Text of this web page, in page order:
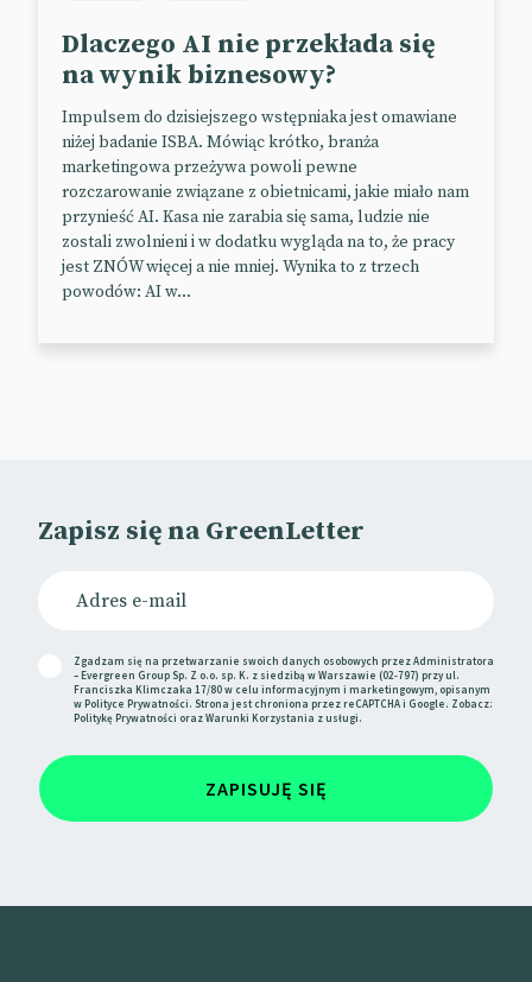
aktywności
Club”, wymierzoną przeciw toksycznej kulturze
Brytyjska sieć klubów fitness zachęca do bardziej
zamiast ulegania presji instagramowych standardów
urody i ciągłego samodoskonalenia.
Akcja zadebiutowała w Światowy Dzień Zdrowia
Psychicznego, by zwrócić uwagę na problem tzw.
wellness burnout – czyli sytuacji, gdy gonitwa za
zdrowiem odbija się na zdrowiu.
Dlaczego AI nie przekłada się
na wynik biznesowy?
Impulsem do dzisiejszego wstępniaka jest omawiane
niżej badanie ISBA. Mówiąc krótko, branża
marketingowa przeżywa powoli pewne
rozczarowanie związane z obietnicami, jakie miało nam
przynieść AI. Kasa nie zarabia się sama, ludzie nie
zostali zwolnieni i w dodatku wygląda na to, że pracy
jest ZNÓW więcej a nie mniej. Wynika to z trzech
powodów: AI w...
Zapisz się na GreenLetter
Zgadzam się na przetwarzanie swoich danych osobowych przez Administratora
– Evergreen Group Sp. Z o.o. sp. K. z siedzibą w Warszawie (02-797) przy ul.
Franciszka Klimczaka 17/80 w celu informacyjnym i marketingowym, opisanym
wPolityce Prywatności. Strona jest chroniona przez reCAPTCHA i Google. Zobacz:
Politykę Prywatności orazWarunki Korzystania z usługi.
ZAPISUJĘ SIĘ